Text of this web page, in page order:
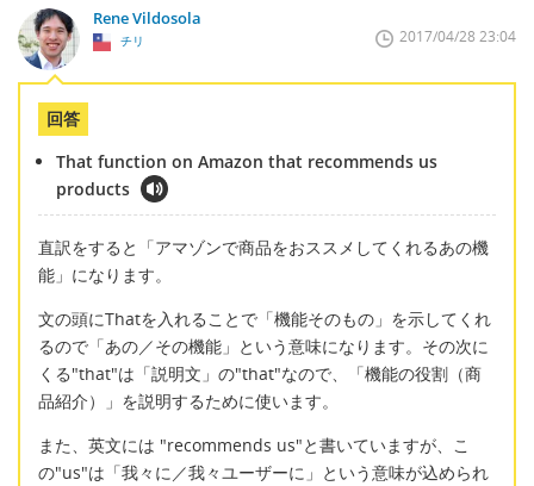
Rene Vildosola
チリ 2017/04/28 23:04
回答
That function on Amazon that recommends us
products
直訳をすると「アマゾンで商品をおススメしてくれるあの機
能」になります。
文の頭にThatを入れることで「機能そのもの」を示してくれ
るので「あの／その機能」という意味になります。その次に
くる"that"は「説明文」の"that"なので、「機能の役割（商
品紹介）」を説明するために使います。
また、英文には "recommends us"と書いていますが、こ
の"us"は「我々に／我々ユーザーに」という意味が込められ